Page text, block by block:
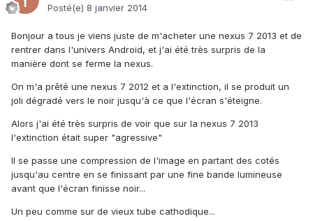
Posté(e) 8 janvier 2014
Bonjour a tous je viens juste de m'acheter une nexus 7 2013 et de
rentrer dans l'univers Android, et j'ai été très surpris de la
manière dont se ferme la nexus.
On m'a prêté une nexus 7 2012 et a l'extinction, il se produit un
joli dégradé vers le noir jusqu'à ce que l'écran s'éteigne.
Alors j'ai été très surpris de voir que sur la nexus 7 2013
l'extinction était super "agressive"
Il se passe une compression de l'image en partant des cotés
jusqu'au centre en se finissant par une fine bande lumineuse
avant que l'écran finisse noir...
Un peu comme sur de vieux tube cathodique...